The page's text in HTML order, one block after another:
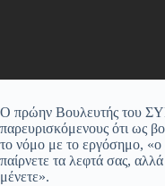
Ο πρώην Βουλευτής του
παρευρισκόμενους ότι ως
το νόμο με το εργόσημο, «ο
παίρνετε τα λεφτά σας,
μένετε».